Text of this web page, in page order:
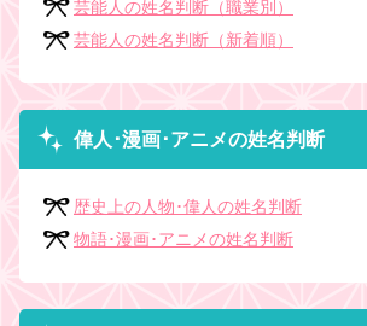
芸能人の姓名判断（職業別）
芸能人の姓名判断（新着順）
偉人･漫画･アニメの姓名判断
歴史上の人物･偉人の姓名判断
物語･漫画･アニメの姓名判断